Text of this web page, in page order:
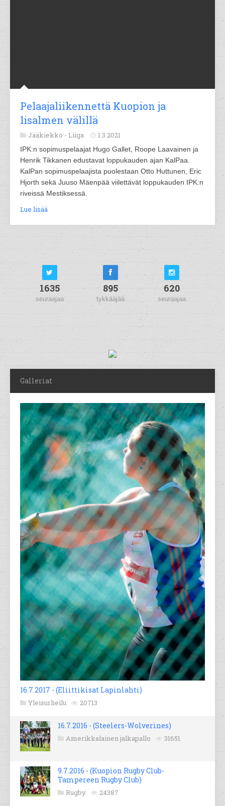
Pelaajaliikennettä Kuopion ja
Iisalmen välillä
Jääkiekko - Liiga 1.3.2021
IPK:n sopimuspelaajat Hugo Gallet, Roope Laavainen ja
Henrik Tikkanen edustavat loppukauden ajan KalPaa.
KalPan sopimuspelaajista puolestaan Otto Huttunen, Eric
Hjorth sekä Juuso Mäenpää viilettävät loppukauden IPK:n
riveissä Mestiksessä.
Lue lisää
1635
seuraajaa
895
tykkääjää
620
seuraajaa
Galleriat
16.7.2017 - (Eliittikisat Lapinlahti)
Yleisurheilu 20713
16.7.2016 - (Steelers-Wolverines)
Amerikkalainen jalkapallo 31651
9.7.2016 - (Kuopion Rugby Club-
Tampereen Rugby Club)
Rugby 24387